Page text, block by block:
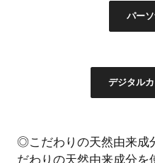
パー
デジタル
◎こだわりの天然由来成
だわりの天然由来成分